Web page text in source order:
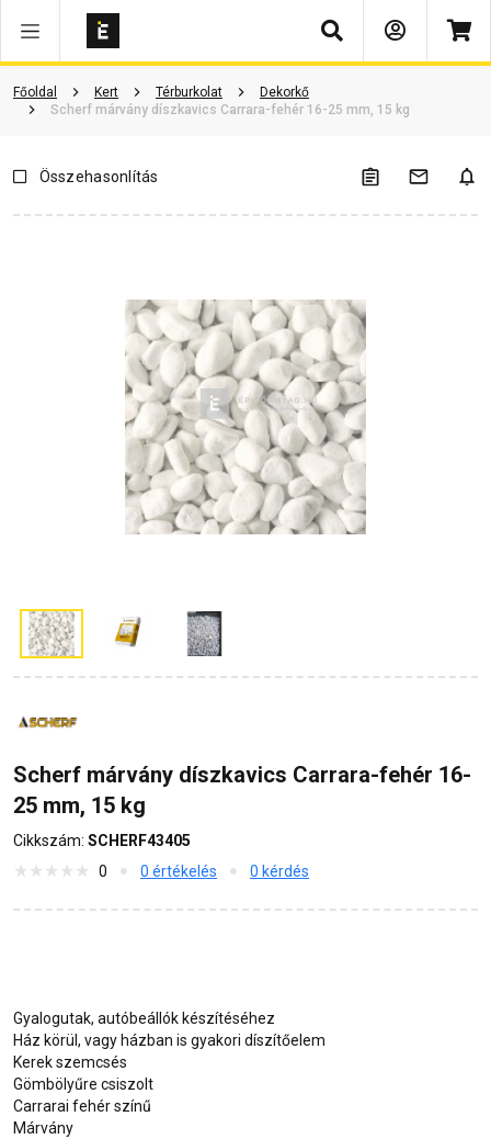
Keresés
Főoldal Kert Térburkolat
Dekorkő
Scherf márvány díszkavics Carrara-fehér 16-25 mm, 15 kg
Termékinformáció Kérdések és válaszok
Összehasonlítás
Scherf márvány díszkavics Carrara-fehér 16-
25 mm, 15 kg
Cikkszám: SCHERF43405
0
0 értékelés 0 kérdés
Gyalogutak, autóbeállók készítéséhez
Ház körül, vagy házban is gyakori díszítőelem
Kerek szemcsés
Gömbölyűre csiszolt
Carrarai fehér színű
Márvány